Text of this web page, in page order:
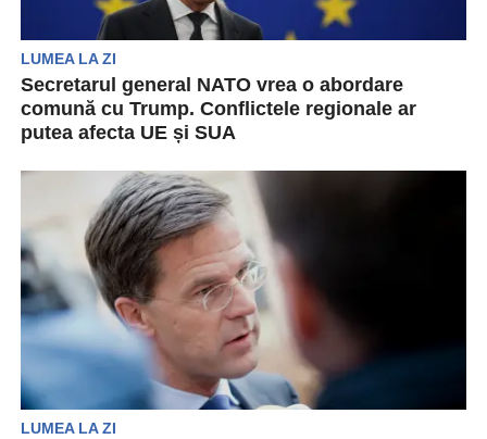
LUMEA LA ZI
Secretarul general NATO vrea o abordare
comună cu Trump. Conflictele regionale ar
putea afecta UE și SUA
despre necesitatea unei abordări comune alături
de noul...
LUMEA LA ZI